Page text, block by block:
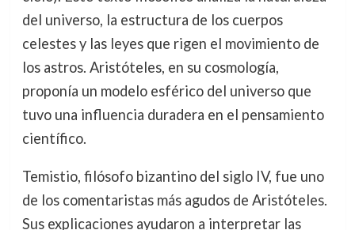
del universo, la estructura de los cuerpos
celestes y las leyes que rigen el movimiento de
los astros. Aristóteles, en su cosmología,
proponía un modelo esférico del universo que
tuvo una influencia duradera en el pensamiento
científico.
Temistio, filósofo bizantino del siglo IV, fue uno
de los comentaristas más agudos de Aristóteles.
Sus explicaciones ayudaron a interpretar las